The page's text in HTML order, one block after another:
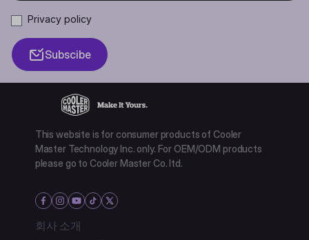
Privacy policy
Subscibe
This website is for consumer products of Cooler
Master Technology Inc. only. For OEM/ODM products
please go to Cooler Master Co. ltd.
회사 소개